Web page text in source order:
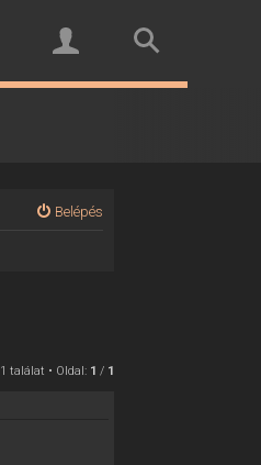
Belépés
1 találat • Oldal: 1 / 1